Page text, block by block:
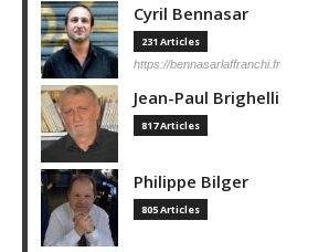
Cyril Bennasar
231 Articles
https://bennasarlaffranchi.fr
Jean-Paul Brighelli
817 Articles
Philippe Bilger
805 Articles